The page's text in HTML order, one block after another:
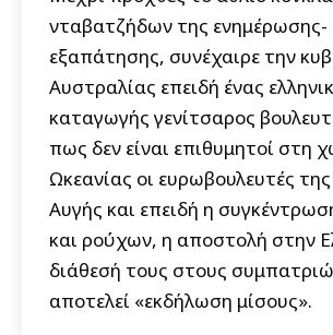
νταβατζήδων της ενημέρωσης-
εξαπάτησης, συνέχαιρε την
Αυστραλίας επειδή ένας
καταγωγής γενίτσαρος
πως δεν είναι επιθυμητοί στη
Ωκεανίας οι ευρωβουλευτές
Αυγής και επειδή η
και ρούχων, η αποστολή στην
διάθεσή τους στους
αποτελεί «εκδήλωση μίσους».